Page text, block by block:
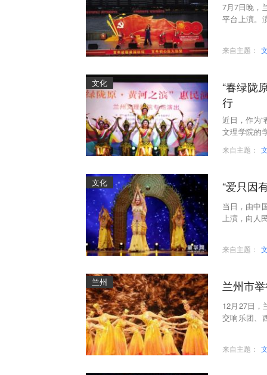
7月7日晚，
平台上演。
来自主题：
文化
“春绿陇
行
近日，作为
文理学院的
来自主题：
文化 “爱只因
当日，由中
上演，向人
来自主题：
兰州 兰州市
12月27日，
交响乐团、
来自主题：